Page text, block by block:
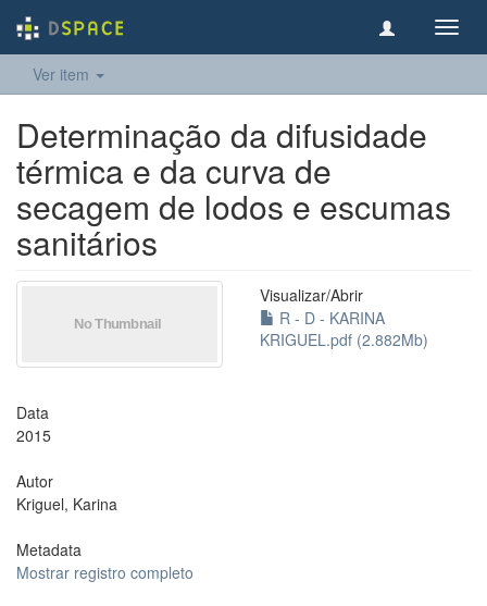
Ver item
Determinação da difusidade
térmica e da curva de
secagem de lodos e escumas
sanitários
Visualizar/Abrir
R - D - KARINA
KRIGUEL.pdf (2.882Mb)
Data
2015
Autor
Kriguel, Karina
Metadata
Mostrar registro completo